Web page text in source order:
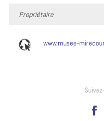
Propriétaire
www.musee-